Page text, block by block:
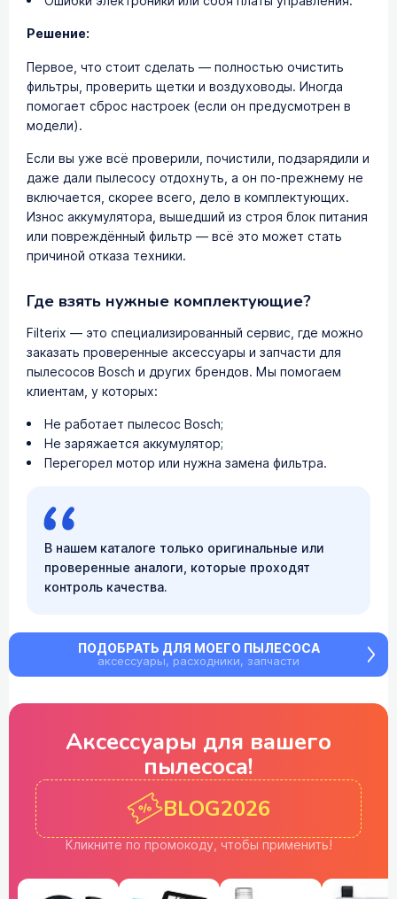
Решение:
Первое, что стоит сделать — полностью очистить
фильтры, проверить щетки и воздуховоды. Иногда
помогает сброс настроек (если он предусмотрен в
модели).
Если вы уже всё проверили, почистили, подзарядили и
даже дали пылесосу отдохнуть, а он по-прежнему не
включается, скорее всего, дело в комплектующих.
Износ аккумулятора, вышедший из строя блок питания
или повреждённый фильтр — всё это может стать
причиной отказа техники.
Где взять нужные комплектующие?
Filterix — это специализированный сервис, где можно
заказать проверенные аксессуары и запчасти для
пылесосов Bosch и других брендов. Мы помогаем
клиентам, у которых:
Не работает пылесос Bosch;
Не заряжается аккумулятор;
Перегорел мотор или нужна замена фильтра.
В нашем каталоге только оригинальные или
проверенные аналоги, которые проходят
контроль качества.
ПОДОБРАТЬ ДЛЯ МОЕГО ПЫЛЕСОСА
аксессуары, расходники, запчасти
Аксессуары для вашего
пылесоса!
Кликните по промокоду, чтобы применить!
BLOG2026